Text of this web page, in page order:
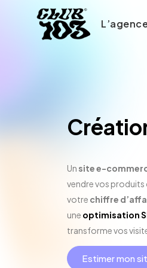
Un site e-
vendre vos produits
votre chiffre
une optimisation
transforme vos
Estimer mon